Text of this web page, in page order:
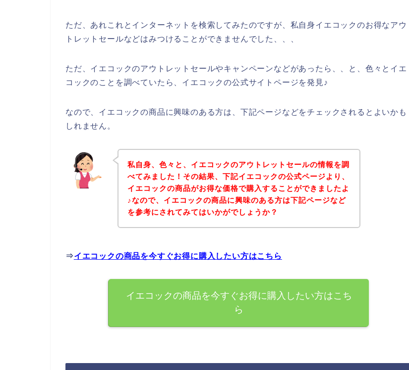
ただ、あれこれとインターネットを検索してみたのですが、私自身イエコックのお得なアウ
トレットセールなどはみつけることができませんでした、、、
ただ、イエコックのアウトレットセールやキャンペーンなどがあったら、、と、色々とイエ
コックのことを調べていたら、イエコックの公式サイトページを発見♪
なので、イエコックの商品に興味のある方は、下記ページなどをチェックされるとよいかも
しれません。
私自身、色々と、イエコックのアウトレットセールの情報を調
べてみました！その結果、下記イエコックの公式ページより、
イエコックの商品がお得な価格で購入することができましたよ
♪なので、イエコックの商品に興味のある方は下記ページなど
を参考にされてみてはいかがでしょうか？
⇒イエコックの商品を今すぐお得に購入したい方はこちら
イエコックの商品を今すぐお得に購入したい方はこち
ら